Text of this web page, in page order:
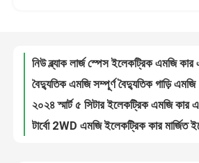
মান নিয়ন্ত্রণ
আমাদের সাথে যোগাযোগ করুন